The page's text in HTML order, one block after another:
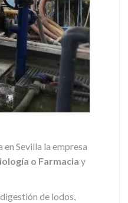
Sevilla la empresa
o Farmacia y
de lodos,